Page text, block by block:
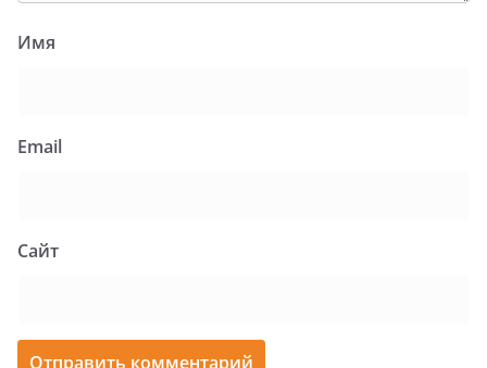
Имя
Email
Сайт